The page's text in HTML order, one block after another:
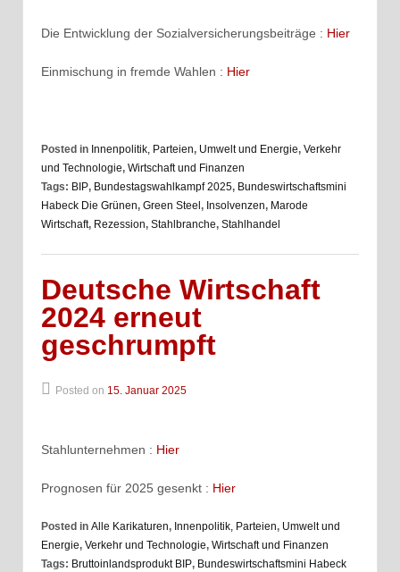
Die Entwicklung der Sozialversicherungsbeiträge : Hier
Einmischung in fremde Wahlen : Hier
Posted in Innenpolitik, Parteien, Umwelt und Energie, Verkehr
und Technologie, Wirtschaft und Finanzen
Tags: BIP, Bundestagswahlkampf 2025, Bundeswirtschaftsmini
Habeck Die Grünen, Green Steel , Insolvenzen, Marode
Wirtschaft, Rezession, Stahlbranche, Stahlhandel
Deutsche Wirtschaft
2024 erneut
geschrumpft
Posted on 15. Januar 2025
Stahlunternehmen : Hier
Prognosen für 2025 gesenkt : Hier
Posted in Alle Karikaturen, Innenpolitik, Parteien, Umwelt und
Energie, Verkehr und Technologie, Wirtschaft und Finanzen
Tags: Bruttoinlandsprodukt BIP, Bundeswirtschaftsmini Habeck